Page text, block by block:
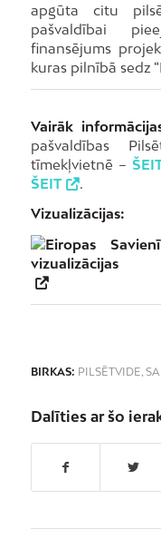
apgūta citu
pašvaldībai
finansējums
kuras pilnībā sedz
Vairāk
pašvaldības
tīmekļvietnē –
ŠEIT
.
Vizualizācijas:
BIRKAS: PILSĒTVIDE,
Dalīties ar šo